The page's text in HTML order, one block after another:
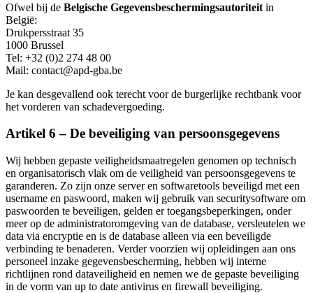
Ofwel bij de Belgische Gegevensbeschermingsautoriteit in
België:
Drukpersstraat 35
1000 Brussel
Tel: +32 (0)2 274 48 00
Mail: contact@apd-gba.be
Je kan desgevallend ook terecht voor de burgerlijke rechtbank voor
het vorderen van schadevergoeding.
Artikel 6 – De beveiliging van persoonsgegevens
Wij hebben gepaste veiligheidsmaatregelen genomen op technisch
en organisatorisch vlak om de veiligheid van persoonsgegevens te
garanderen. Zo zijn onze server en softwaretools beveiligd met een
username en paswoord, maken wij gebruik van securitysoftware om
paswoorden te beveiligen, gelden er toegangsbeperkingen, onder
meer op de administratoromgeving van de database, versleutelen we
data via encryptie en is de database alleen via een beveiligde
verbinding te benaderen. Verder voorzien wij opleidingen aan ons
personeel inzake gegevensbescherming, hebben wij interne
richtlijnen rond dataveiligheid en nemen we de gepaste beveiliging
in de vorm van up to date antivirus en firewall beveiliging.